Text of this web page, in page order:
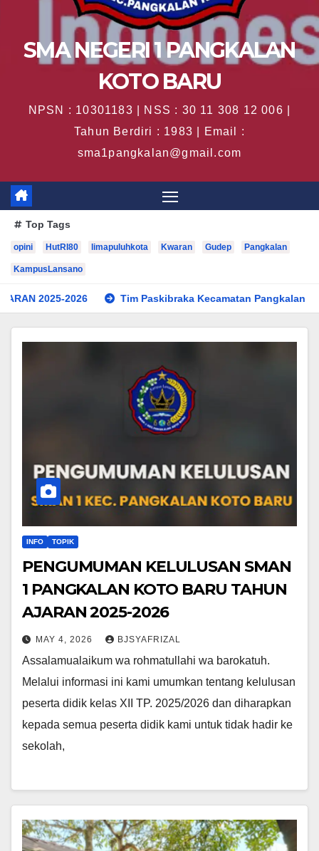
SMA NEGERI 1 PANGKALAN
KOTO BARU
NPSN : 10301183 | NSS : 30 11 308 12 006 |
Tahun Berdiri : 1983 | Email :
sma1pangkalan@gmail.com
Top Tags
opini HutRI80 limapuluhkota Kwaran Gudep Pangkalan
KampusLansano
Tim Paskibraka Kecamatan Pangkalan Koto Baru
INFO TOPIK
PENGUMUMAN KELULUSAN SMAN
1 PANGKALAN KOTO BARU TAHUN
AJARAN 2025-2026
MAY 4, 2026 BJSYAFRIZAL
Assalamualaikum wa rohmatullahi wa barokatuh.
Melalui informasi ini kami umumkan tentang kelulusan
peserta didik kelas XII TP. 2025/2026 dan diharapkan
kepada semua peserta didik kami untuk tidak hadir ke
sekolah,